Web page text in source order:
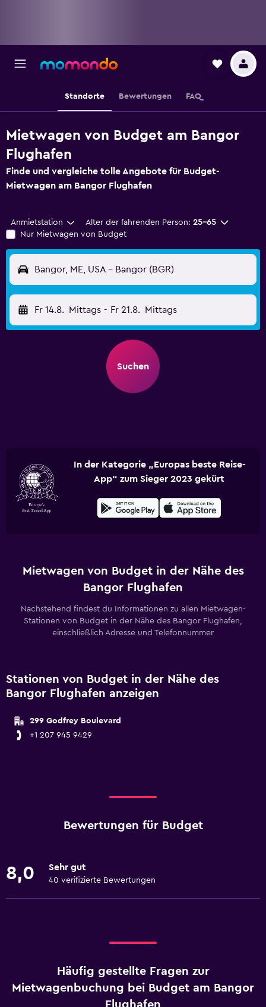
Standorte Bewertungen FAQ
Mietwagen von Budget am Bangor
Flughafen
Finde und vergleiche tolle Angebote für Budget-
Mietwagen am Bangor Flughafen
Anmietstation Alter der fahrenden Person: 25-65
Nur Mietwagen von Budget
Bangor, ME, USA - Bangor (BGR)
Fr 14.8. Mittags - Fr 21.8. Mittags
Suchen
In der Kategorie „Europas beste Reise-
App“ zum Sieger 2023 gekürt
Mietwagen von Budget in der Nähe des
Bangor Flughafen
Nachstehend findest du Informationen zu allen Mietwagen-
Stationen von Budget in der Nähe des Bangor Flughafen,
einschließlich Adresse und Telefonnummer
Stationen von Budget in der Nähe des
Bangor Flughafen anzeigen
299 Godfrey Boulevard
+1 207 945 9429
Bewertungen für Budget
8,0 Sehr gut
40 verifizierte Bewertungen
Häufig gestellte Fragen zur
Mietwagenbuchung bei Budget am Bangor
Flughafen